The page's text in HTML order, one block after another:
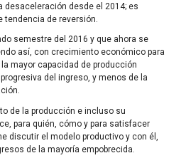
desaceleración desde el 2014; es
tendencia de reversión.
semestre del 2016 y que ahora se
así, con crecimiento económico para
mayor capacidad de producción
del ingreso, y menos de la
de la producción e incluso su
para quién, cómo y para satisfacer
discutir el modelo productivo y con él,
de la mayoría empobrecida.